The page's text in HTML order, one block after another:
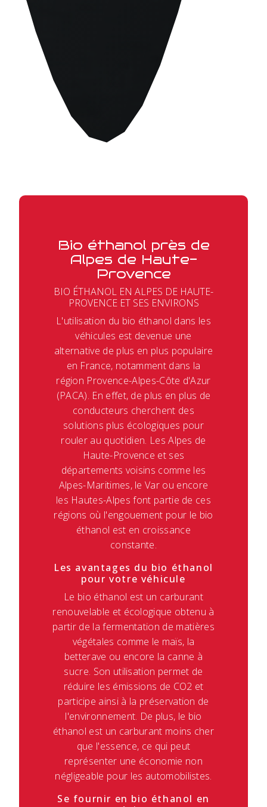
Bio éthanol près de
Alpes de Haute-
Provence
BIO ÉTHANOL EN ALPES DE HAUTE-
PROVENCE ET SES ENVIRONS
L'utilisation du bio éthanol dans les
véhicules est devenue une
alternative de plus en plus populaire
en France, notamment dans la
région Provence-Alpes-Côte d'Azur
(PACA). En effet, de plus en plus de
conducteurs cherchent des
solutions plus écologiques pour
rouler au quotidien. Les Alpes de
Haute-Provence et ses
départements voisins comme les
Alpes-Maritimes, le Var ou encore
les Hautes-Alpes font partie de ces
régions où l'engouement pour le bio
éthanol est en croissance
constante.
Les avantages du bio éthanol
pour votre véhicule
Le bio éthanol est un carburant
renouvelable et écologique obtenu à
partir de la fermentation de matières
végétales comme le maïs, la
betterave ou encore la canne à
sucre. Son utilisation permet de
réduire les émissions de CO2 et
participe ainsi à la préservation de
l'environnement. De plus, le bio
éthanol est un carburant moins cher
que l'essence, ce qui peut
représenter une économie non
négligeable pour les automobilistes.
Se fournir en bio éthanol en